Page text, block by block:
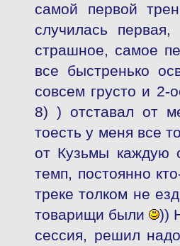
самой первой
случилась
страшное, самое
все быстренько
совсем грусто и 2-
8) ) отставал от
тоесть у меня все
от Кузьмы каждую
темп, постоянно
треке толком не
товарищи были
))
сессия, решил